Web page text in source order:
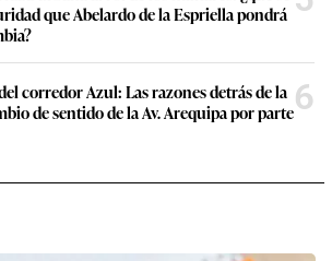
que Abelardo de la Espriella pondrá
corredor Azul: Las razones detrás de la
de sentido de la Av. Arequipa por parte6